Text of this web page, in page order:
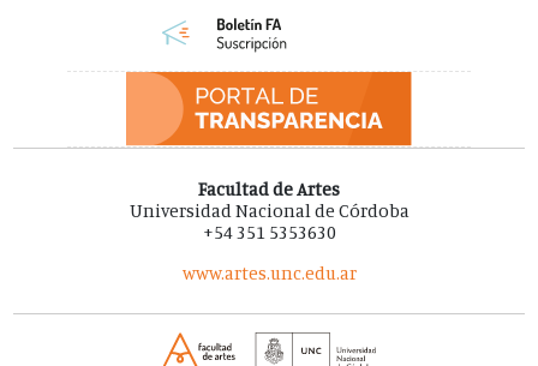
Facultad de Artes
Universidad Nacional de Córdoba
+54 351 5353630
www.artes.unc.edu.ar